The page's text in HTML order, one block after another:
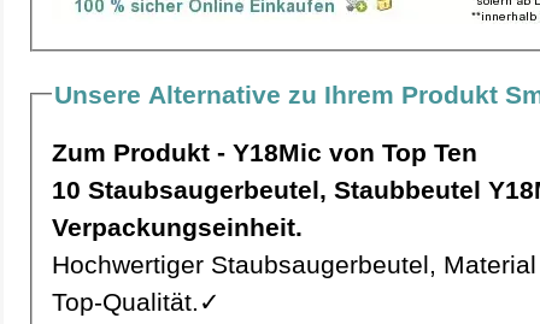
Unsere Alternative zu Ihrem Produkt
Zum Produkt - Y18Mic von Top Ten
10 Staubsaugerbeutel, Staubbeutel Y18Mic pro
Verpackungseinheit.
Hochwertiger Staubsaugerbeutel,
Top-Qualität.✓